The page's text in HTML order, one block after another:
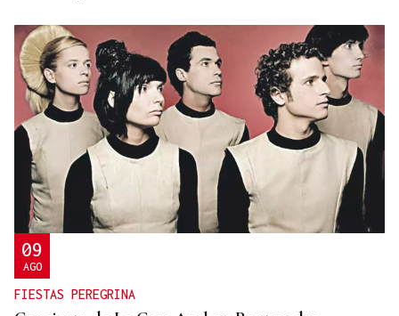
09
AGO
FIESTAS PEREGRINA